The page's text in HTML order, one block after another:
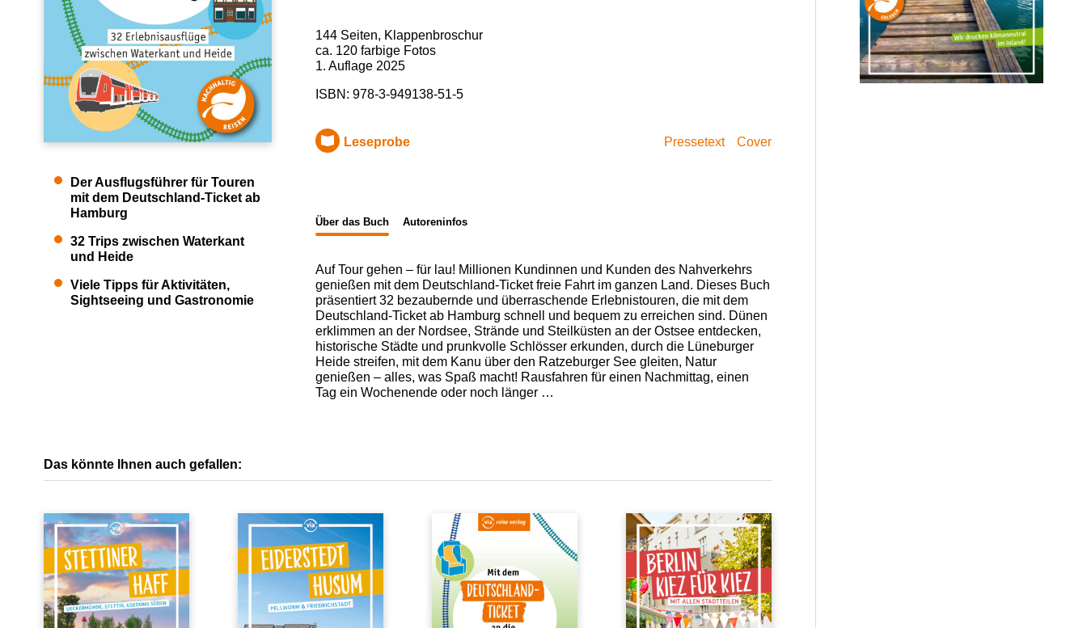
Der Ausflugsführer für Touren
mit dem Deutschland-Ticket ab
Hamburg
32 Trips zwischen Waterkant
und Heide
Viele Tipps für Aktivitäten,
Sightseeing und Gastronomie
ab
Hamburg
Menge
144 Seiten, Klappenbroschur
ca. 120 farbige Fotos
1. Auflage 2025
ISBN: 978-3-949138-51-5
Leseprobe Pressetext Cover
Über das Buch Autoreninfos
Auf Tour gehen – für lau! Millionen Kundinnen und Kunden des Nahverkehrs
genießen mit dem Deutschland-Ticket freie Fahrt im ganzen Land. Dieses Buch
präsentiert 32 bezaubernde und überraschende Erlebnistouren, die mit dem
Deutschland-Ticket ab Hamburg schnell und bequem zu erreichen sind. Dünen
erklimmen an der Nordsee, Strände und Steilküsten an der Ostsee entdecken,
historische Städte und prunkvolle Schlösser erkunden, durch die Lüneburger
Heide streifen, mit dem Kanu über den Ratzeburger See gleiten, Natur
genießen – alles, was Spaß macht! Rausfahren für einen Nachmittag, einen
Tag ein Wochenende oder noch länger …
Das könnte Ihnen auch gefallen: